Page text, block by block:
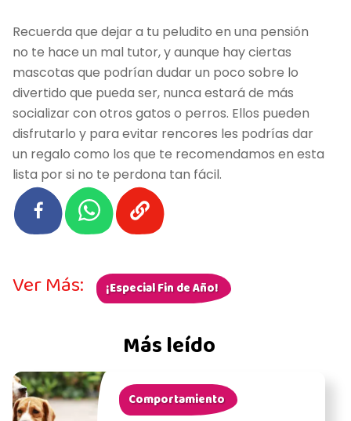
Recuerda que dejar a tu peludito en una pensión
no te hace un mal tutor, y aunque hay ciertas
mascotas que podrían dudar un poco sobre lo
divertido que pueda ser, nunca estará de más
socializar con otros gatos o perros. Ellos pueden
disfrutarlo y para evitar rencores les podrías dar
un regalo como los que te recomendamos en esta
lista por si no te perdona tan fácil.
Más leído
Comportamiento
Ver Más: ¡Especial Fin de Año!